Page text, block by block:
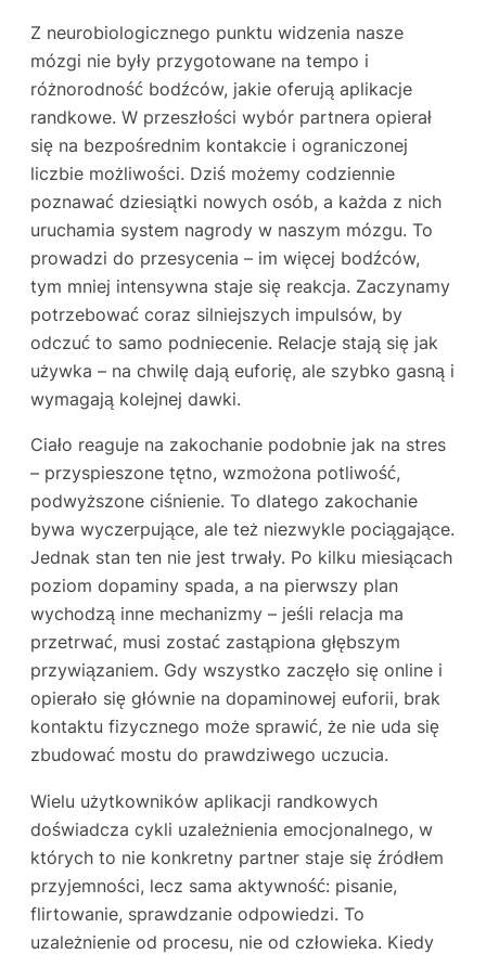
Z neurobiologicznego punktu widzenia nasze
mózgi nie były przygotowane na tempo i
różnorodność bodźców, jakie oferują aplikacje
randkowe. W przeszłości wybór partnera opierał
się na bezpośrednim kontakcie i ograniczonej
liczbie możliwości. Dziś możemy codziennie
poznawać dziesiątki nowych osób, a każda z nich
uruchamia system nagrody w naszym mózgu. To
prowadzi do przesycenia – im więcej bodźców,
tym mniej intensywna staje się reakcja. Zaczynamy
potrzebować coraz silniejszych impulsów, by
odczuć to samo podniecenie. Relacje stają się jak
używka – na chwilę dają euforię, ale szybko gasną i
wymagają kolejnej dawki.
Ciało reaguje na zakochanie podobnie jak na stres
– przyspieszone tętno, wzmożona potliwość,
podwyższone ciśnienie. To dlatego zakochanie
bywa wyczerpujące, ale też niezwykle pociągające.
Jednak stan ten nie jest trwały. Po kilku miesiącach
poziom dopaminy spada, a na pierwszy plan
wychodzą inne mechanizmy – jeśli relacja ma
przetrwać, musi zostać zastąpiona głębszym
przywiązaniem. Gdy wszystko zaczęło się online i
opierało się głównie na dopaminowej euforii, brak
kontaktu fizycznego może sprawić, że nie uda się
zbudować mostu do prawdziwego uczucia.
Wielu użytkowników aplikacji randkowych
doświadcza cykli uzależnienia emocjonalnego, w
których to nie konkretny partner staje się źródłem
przyjemności, lecz sama aktywność: pisanie,
flirtowanie, sprawdzanie odpowiedzi. To
uzależnienie od procesu, nie od człowieka. Kiedy